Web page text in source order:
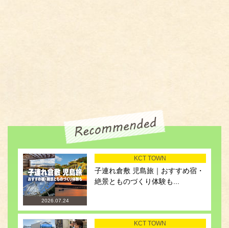
2026.07.24
KCT TOWN
子連れ倉敷 児島旅｜おすすめ宿・
絶景とものづくり体験も...
KCT TOWN